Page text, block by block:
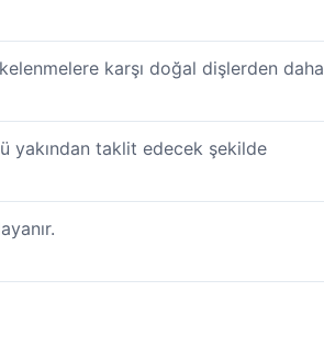
karşı doğal dişlerden daha
yakından taklit edecek şekilde